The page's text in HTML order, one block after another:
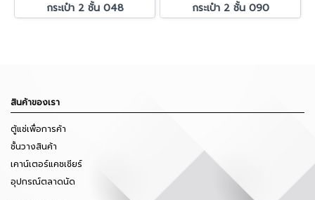
กระเป๋า 2 ชั้น 048 กระเป๋า 2 ชั้น 090
สินค้าของเรา
ตู้แช่เพื่อการค้า
ชั้นวางสินค้า
เคาน์เตอร์แคชเชียร์
อุปกรณ์ตลาดนัด